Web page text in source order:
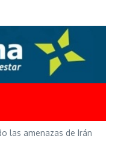
las amenazas de Irán